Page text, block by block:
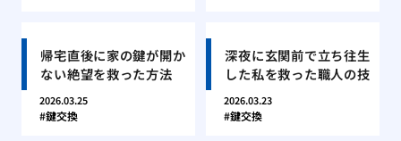
帰宅直後に家の鍵が開か
ない絶望を救った方法
2026.03.25
鍵交換
深夜に玄関前で立ち往生
した私を救った職人の技
2026.03.23
鍵交換